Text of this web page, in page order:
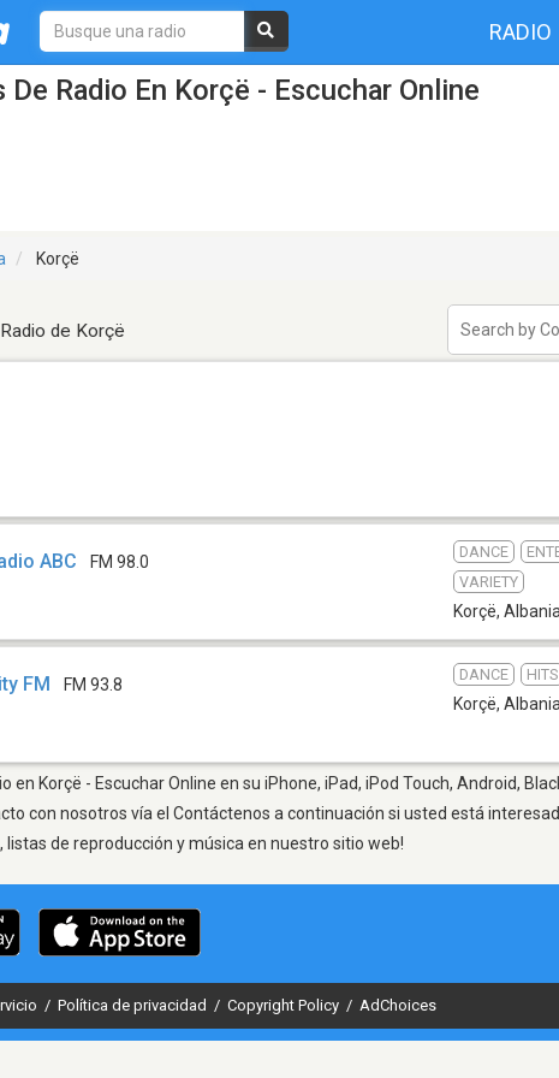
RADIO
De Radio En Korçë - Escuchar Online
Korçë
de Korçë
ABC FM 98.0
DANCE
VARIETY
Korçë, Albania
FM FM 93.8
DANCE HITS
Korçë, Albania
en Korçë - Escuchar Online en su iPhone, iPad, iPod Touch, Android,
con nosotros vía el Contáctenos a continuación si usted está
listas de reproducción y música en nuestro sitio web!
/ Política de privacidad / Copyright Policy / AdChoices